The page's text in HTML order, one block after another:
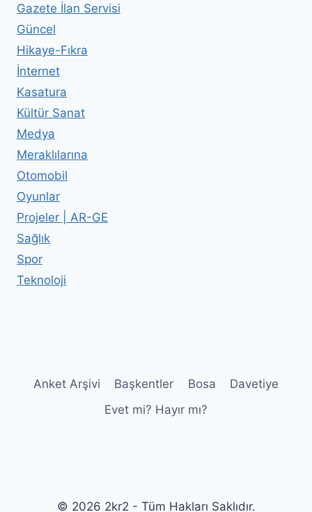
Gazete İlan Servisi
Güncel
Hikaye-Fıkra
İnternet
Kasatura
Kültür Sanat
Medya
Meraklılarına
Otomobil
Oyunlar
Projeler | AR-GE
Sağlık
Spor
Teknoloji
Anket Arşivi Başkentler Bosa
Davetiye
Evet mi? Hayır mı?
© 2026 2kr2 - Tüm Hakları Saklıdır.